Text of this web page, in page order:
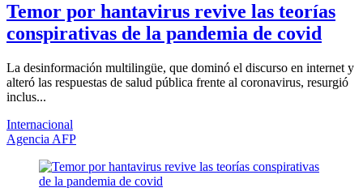
Temor por hantavirus revive las teorías
conspirativas de la pandemia de covid
La desinformación multilingüe, que dominó el discurso en internet y
alteró las respuestas de salud pública frente al coronavirus, resurgió
inclus...
Internacional
Agencia AFP